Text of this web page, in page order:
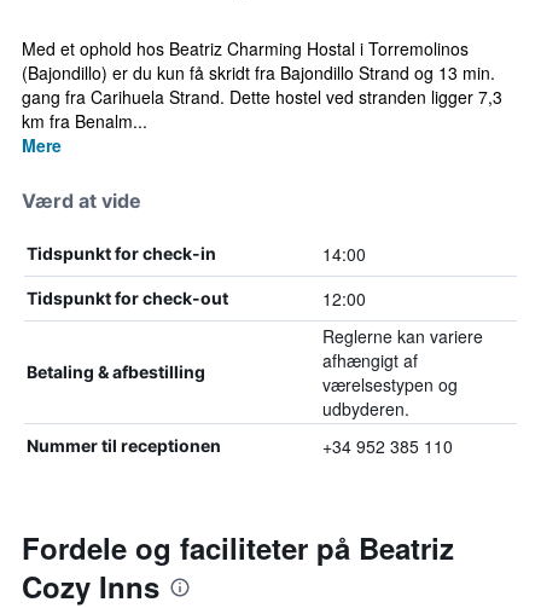
Med et ophold hos Beatriz Charming Hostal i Torremolinos
(Bajondillo) er du kun få skridt fra Bajondillo Strand og 13 min.
gang fra Carihuela Strand. Dette hostel ved stranden ligger 7,3
km fra Benalm...
Mere
Værd at vide
Tidspunkt for check-in 14:00
Tidspunkt for check-out 12:00
Betaling & afbestilling
Reglerne kan variere
afhængigt af
værelsestypen og
udbyderen.
Nummer til receptionen +34 952 385 110
Fordele og faciliteter på Beatriz
Cozy Inns